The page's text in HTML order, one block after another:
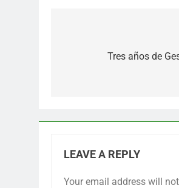
navigationTres años de
LEAVE A REPLY
Your email address will